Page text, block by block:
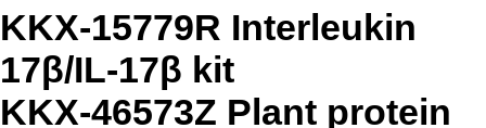
KKX-15779R Interleukin
17β/IL-17β kit
KKX-46573Z Plant protein